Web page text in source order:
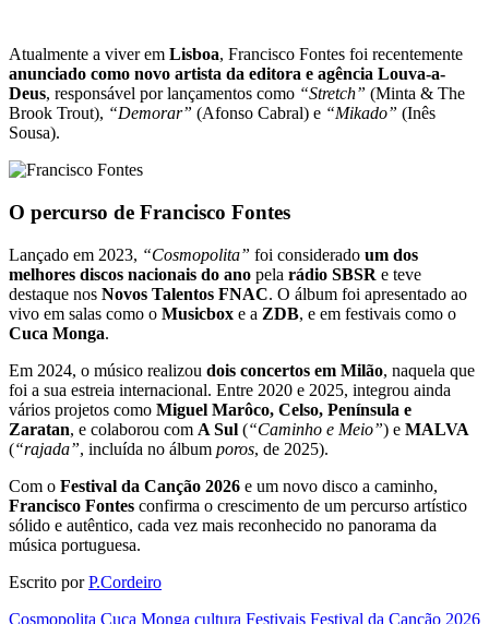
Atualmente a viver em Lisboa, Francisco Fontes foi recentemente
anunciado como novo artista da editora e agência Louva-a-
Deus, responsável por lançamentos como “Stretch” (Minta & The
Brook Trout), “Demorar” (Afonso Cabral) e “Mikado” (Inês
Sousa).
O percurso de Francisco Fontes
Lançado em 2023, “Cosmopolita” foi considerado um dos
melhores discos nacionais do ano pela rádio SBSR e teve
destaque nos Novos Talentos FNAC. O álbum foi apresentado ao
vivo em salas como o Musicbox e a ZDB, e em festivais como o
Cuca Monga.
Em 2024, o músico realizou dois concertos em Milão, naquela que
foi a sua estreia internacional. Entre 2020 e 2025, integrou ainda
vários projetos como Miguel Marôco, Celso, Península e
Zaratan, e colaborou com A Sul (“Caminho e Meio”) e MALVA
(“rajada”, incluída no álbum poros, de 2025).
Com o Festival da Canção 2026 e um novo disco a caminho,
Francisco Fontes confirma o crescimento de um percurso artístico
sólido e autêntico, cada vez mais reconhecido no panorama da
música portuguesa.
Escrito porP.Cordeiro
Cosmopolita Cuca Monga cultura Festivais Festival da Canção 2026